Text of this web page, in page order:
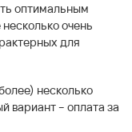
оптимальным
очень
для
несколько
вариант – оплата за